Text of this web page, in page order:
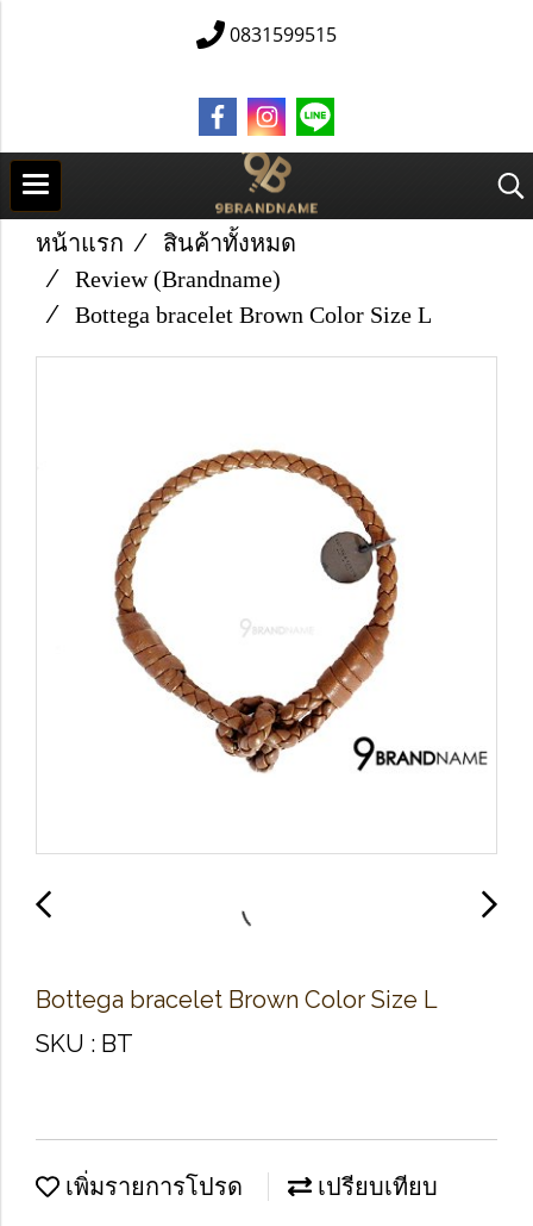
0831599515
หน้าแรก
สินค้าทั้งหมด
Review (Brandname)
Bottega bracelet Brown Color Size L
Bottega bracelet Brown Color Size L
SKU : BT
เพิ่มรายการโปรด เปรียบเทียบ